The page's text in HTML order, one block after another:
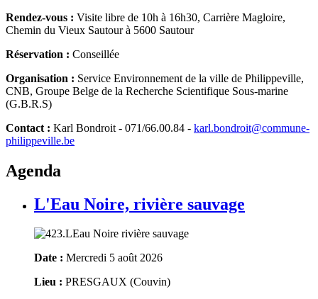
Rendez-vous : Visite libre de 10h à 16h30, Carrière Magloire,
Chemin du Vieux Sautour à 5600 Sautour
Réservation : Conseillée
Organisation : Service Environnement de la ville de Philippeville,
CNB, Groupe Belge de la Recherche Scientifique Sous-marine
(G.B.R.S)
Contact : Karl Bondroit - 071/66.00.84 - karl.bondroit@commune-
philippeville.be
Agenda
L'Eau Noire, rivière sauvage
Date : Mercredi 5 août 2026
Lieu : PRESGAUX (Couvin)